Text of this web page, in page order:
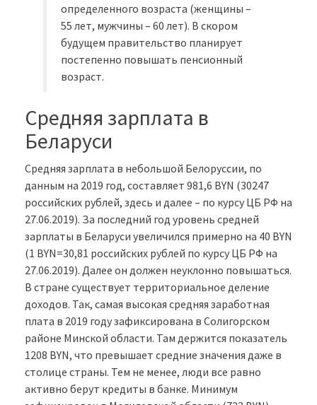
определенного возраста (женщины –
55 лет, мужчины – 60 лет). В скором
будущем правительство планирует
постепенно повышать пенсионный
возраст.
Средняя зарплата в
Беларуси
Средняя зарплата в небольшой Белоруссии, по
данным на 2019 год, составляет 981,6 BYN (30247
российских рублей, здесь и далее – по курсу ЦБ РФ на
27.06.2019). За последний год уровень средней
зарплаты в Беларуси увеличился примерно на 40 BYN
(1 BYN=30,81 российских рублей по курсу ЦБ РФ на
27.06.2019). Далее он должен неуклонно повышаться.
В стране существует территориальное деление
доходов. Так, самая высокая средняя заработная
плата в 2019 году зафиксирована в Солигорском
районе Минской области. Там держится показатель
1208 BYN, что превышает средние значения даже в
столице страны. Тем не менее, люди все равно
активно берут кредиты в банке. Минимум